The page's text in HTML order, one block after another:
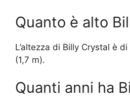
Quanto è alto
L’altezza di Billy Crystal è
(1,7 m).
Quanti anni ha